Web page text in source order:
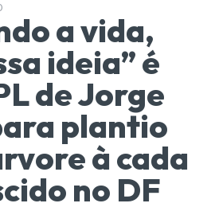
a vida,
ideia” é
de Jorge
plantio
à cada
no DF